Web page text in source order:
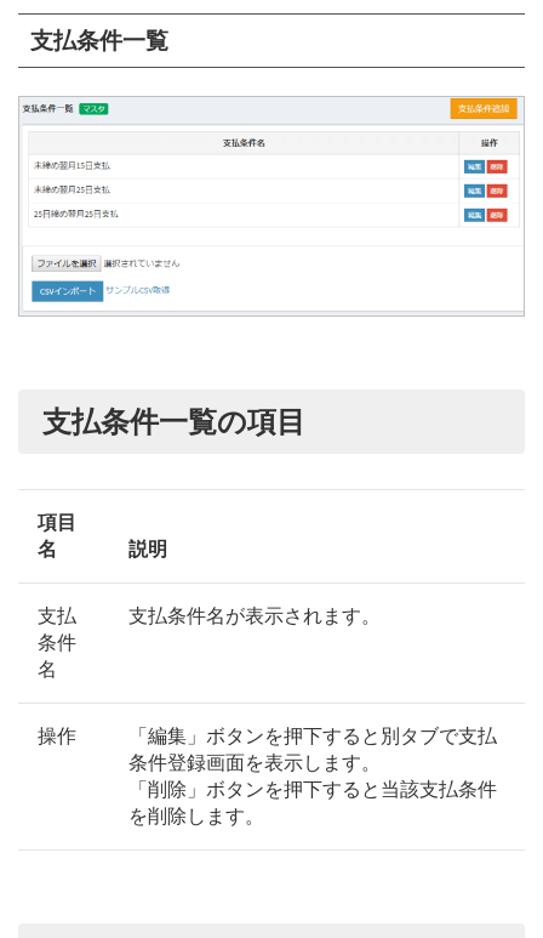
支払条件一覧
支払条件一覧の項目
項目
名
説明
支払
条件
名
支払条件名が表示されます。
操作
「編集」ボタンを押下すると別タブで支払
条件登録画面を表示します。
「削除」ボタンを押下すると当該支払条件
を削除します。